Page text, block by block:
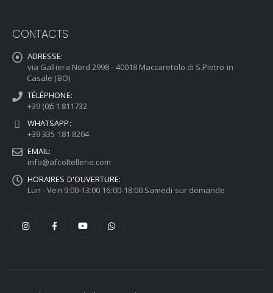
CONTACTS
ADRESSE:
via Galliera Nord 2998 - 40018 Maccaretolo di S.Pietro in
Casale (BO)
TÉLÉPHONE:
+39 (0)51 811732
WHATSAPP:
+39 335 181 8204
EMAIL:
info@afcoltellerie.com
HORAIRES D'OUVERTURE:
Lun - Ven 9:00-13:00 16:00-18:00 Samedi sur demande